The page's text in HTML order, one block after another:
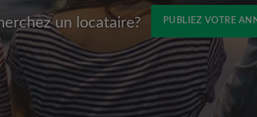
un locataire? PUBLIEZ VOTRE
page sans